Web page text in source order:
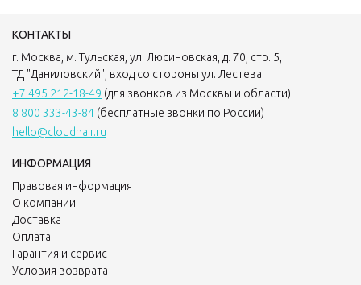
КОНТАКТЫ
г. Москва, м. Тульская, ул. Люсиновская, д. 70, стр. 5,
ТД "Даниловский", вход со стороны ул. Лестева
+7 495 212-18-49 (для звонков из Москвы и области)
8 800 333-43-84 (бесплатные звонки по России)
hello@cloudhair.ru
ИНФОРМАЦИЯ
Правовая информация
О компании
Доставка
Оплата
Гарантия и сервис
Условия возврата